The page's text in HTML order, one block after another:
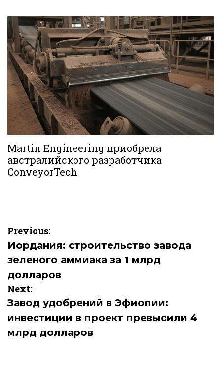
Martin Engineering приобрела
австралийского разработчика
ConveyorTech
Навигация
по
записям
Previous:
Иордания: строительство завода
зеленого аммиака за 1 млрд
долларов
Next:
Завод удобрений в Эфиопии:
инвестиции в проект превысили 4
млрд долларов